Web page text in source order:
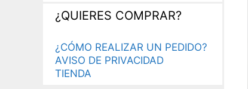
¿QUIERES COMPRAR?
¿CÓMO REALIZAR UN PEDIDO?
AVISO DE PRIVACIDAD
TIENDA